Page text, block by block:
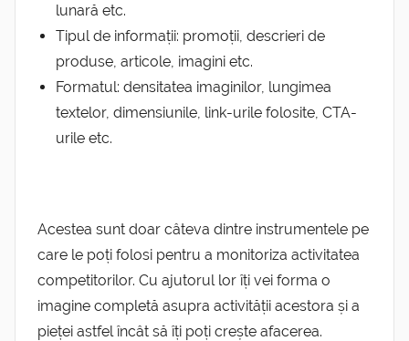
lunară etc.
Tipul de informații: promoții, descrieri de
produse, articole, imagini etc.
Formatul: densitatea imaginilor, lungimea
textelor, dimensiunile, link-urile folosite, CTA-
urile etc.
Acestea sunt doar câteva dintre instrumentele pe
care le poți folosi pentru a monitoriza activitatea
competitorilor. Cu ajutorul lor îți vei forma o
imagine completă asupra activității acestora și a
pieței astfel încât să îți poți crește afacerea.